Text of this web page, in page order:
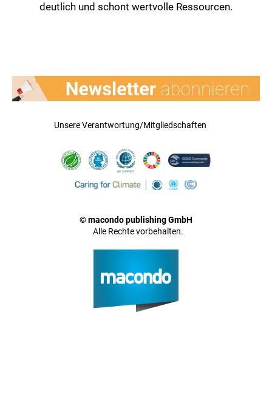
deutlich und schont wertvolle Ressourcen.
Unsere Verantwortung/Mitgliedschaften
© macondo publishing GmbH
Alle Rechte vorbehalten.